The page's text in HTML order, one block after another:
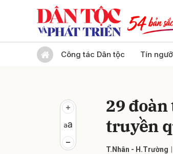
Công tác Dân tộc Tín
29 đoàn
truyền
T.Nhân - H.Trường